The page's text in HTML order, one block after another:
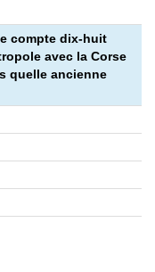
compte dix-huit
avec la Corse
quelle ancienne